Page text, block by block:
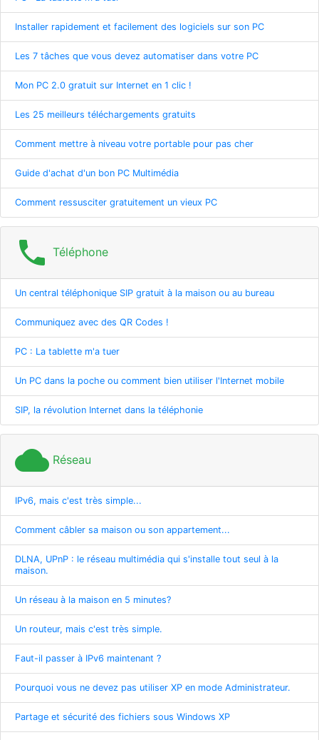
Installer rapidement et facilement des logiciels sur son PC
Les 7 tâches que vous devez automatiser dans votre PC
Mon PC 2.0 gratuit sur Internet en 1 clic !
Les 25 meilleurs téléchargements gratuits
Comment mettre à niveau votre portable pour pas cher
Guide d'achat d'un bon PC Multimédia
Comment ressusciter gratuitement un vieux PC
phone Téléphone
Un central téléphonique SIP gratuit à la maison ou au bureau
Communiquez avec des QR Codes !
PC : La tablette m'a tuer
Un PC dans la poche ou comment bien utiliser l'Internet mobile
SIP, la révolution Internet dans la téléphonie
cloud Réseau
IPv6, mais c'est très simple...
Comment câbler sa maison ou son appartement...
DLNA, UPnP : le réseau multimédia qui s'installe tout seul à la
maison.
Un réseau à la maison en 5 minutes?
Un routeur, mais c'est très simple.
Faut-il passer à IPv6 maintenant ?
Pourquoi vous ne devez pas utiliser XP en mode Administrateur.
Partage et sécurité des fichiers sous Windows XP